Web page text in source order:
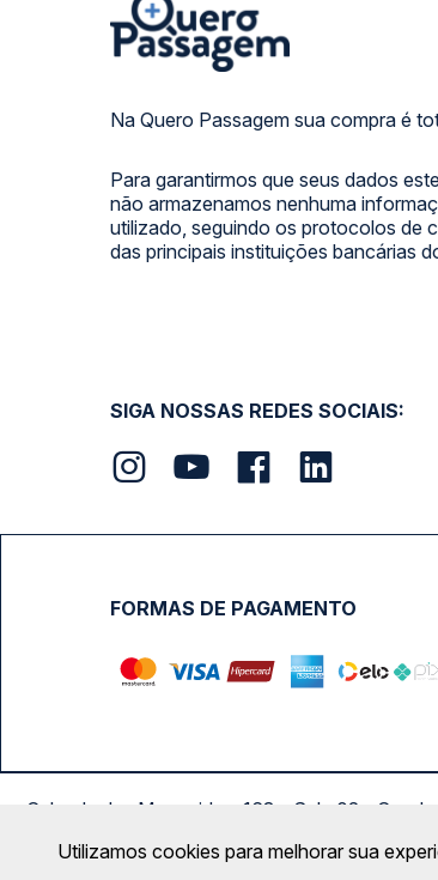
Na Quero Passagem sua compra é
Para garantirmos que seus dados
não armazenamos nenhuma
utilizado, seguindo os protocolos de
das principais instituições bancárias
SIGA NOSSAS REDES SOCIAIS:
FORMAS DE PAGAMENTO
Calçada das Margaridas, 163 - Sala 02 -
Utilizamos cookies para melhorar sua